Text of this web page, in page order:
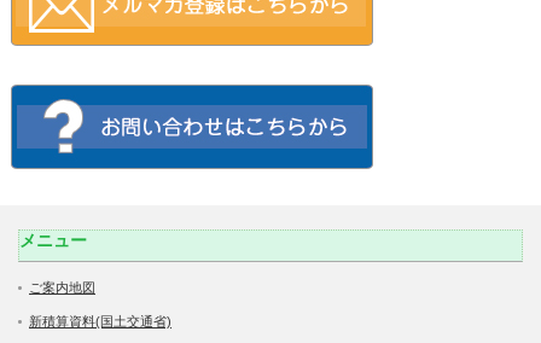
メニュー
ご案内地図
新積算資料(国土交通省)